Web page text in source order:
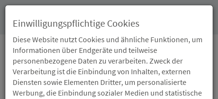
10.06.2013
LAND FÖRDERT
Einwilligungspflichtige Cookies
Diese Website nutzt Cookies und ähnliche Funktionen, um
Informationen über Endgeräte und teilweise
personenbezogene Daten zu verarbeiten. Zweck der
Verarbeitung ist die Einbindung von Inhalten, externen
Diensten sowie Elementen Dritter, um personalisierte
Werbung, die Einbindung sozialer Medien und statistische